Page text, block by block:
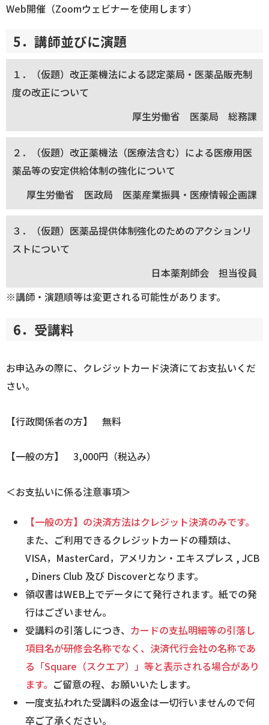
Web開催（Zoomウェビナーを使用します）
5．講師並びに演題
１．（仮題）改正薬機法による認定薬局・医薬品販売制
度の改正について
厚生労働省 医薬局 総務課
２．（仮題）改正薬機法（医療法含む）による医療用医
薬品等の安定供給体制の強化について
厚生労働省 医政局 医薬産業振興・医療情報企画課
３．（仮題）医薬品提供体制強化のためのアクションリ
ストについて
日本薬剤師会 担当役員
※講師・演題順等は変更される可能性があります。
6．受講料
お申込みの際に、クレジットカード決済にてお支払いくだ
さい。
【行政関係者の方】 無料
【一般の方】 3,000円（税込み）
＜お支払いに係る注意事項＞
【一般の方】の決済方法はクレジット決済のみです。
また、ご利用できるクレジットカードの種類は、
VISA，MasterCard，アメリカン・エキスプレス , JCB
, Diners Club 及び Discoverとなります。
領収書はWEB上でデータにて発行されます。紙での発
行はございません。
受講料の引落しにつき、 カードの支払明細等の引落し
項目名が研修会名称でなく、決済代行会社の名称であ
る「Square（スクエア）」等と表示される場合があり
ます。 ご留意の程、お願いいたします。
一度支払われた受講料の返金は一切行いませんので何
卒ご了承ください。